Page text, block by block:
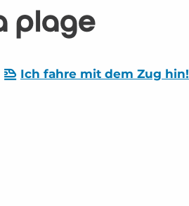
plage
Ich fahre mit dem Zug hin!